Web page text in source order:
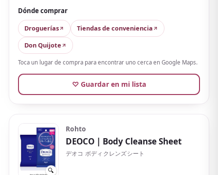
Las reseñas alaban que
fina pero resistente y retiene mucho líquido para
limpiar todo el cuerpo
el uso. Eso sí, la sensación refrescante (de cosquilleo)
es más fuerte, así que puede escocer en la cara o los
ojos, e incluso la versión sin aroma puede oler
ligeramente a alcohol.
verbena, y la versión sin fragancia también es popular.
Por menos de unos cientos de yenes las 30 unidades,
es un clásico para el día a día.
Dónde comprar
Droguerías
Tiendas de conveniencia
Don Quijote
Toca un lugar de compra para encontrar uno cerca en Google Maps.
♡ Guardar en mi lista
🔍
Rohto
DEOCO | Body Cleanse Sheet
デオコ ボディクレンズシート